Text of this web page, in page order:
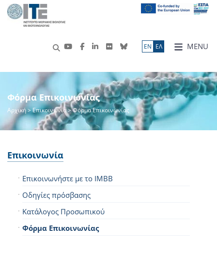
MENU
ΕN ΕΛ
Φόρμα Επικοινωνίας
Αρχική> Επικοινωνία > Φόρμα Επικοινωνίας
Επικοινωνία
Επικοινωνήστε με το IMBB
Οδηγίες πρόσβασης
Κατάλογος Προσωπικού
Φόρμα Επικοινωνίας